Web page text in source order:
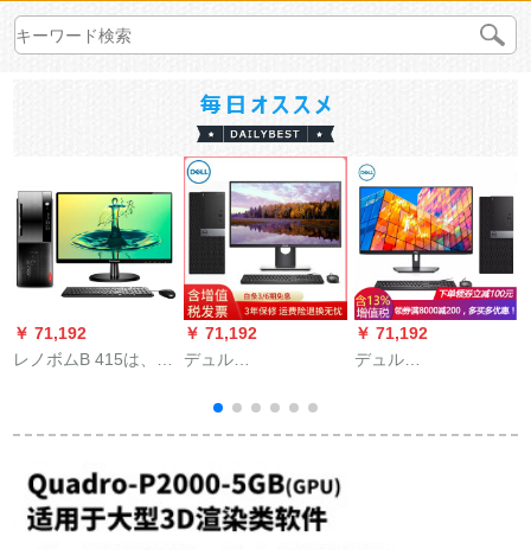
￥ 71,192
レノボムB 415は、新
引会社のコープンピ
プ/PCI本体+19.5イン
液晶ディップ
￥ 71,192
デュル
MT 8世代I 7六核ビジ
ュネ用デュストパン
23.8イン昇降ディッ
プ8 Gメーモリー/1
￥ 71,192
デュル
ネ用ディップ7050